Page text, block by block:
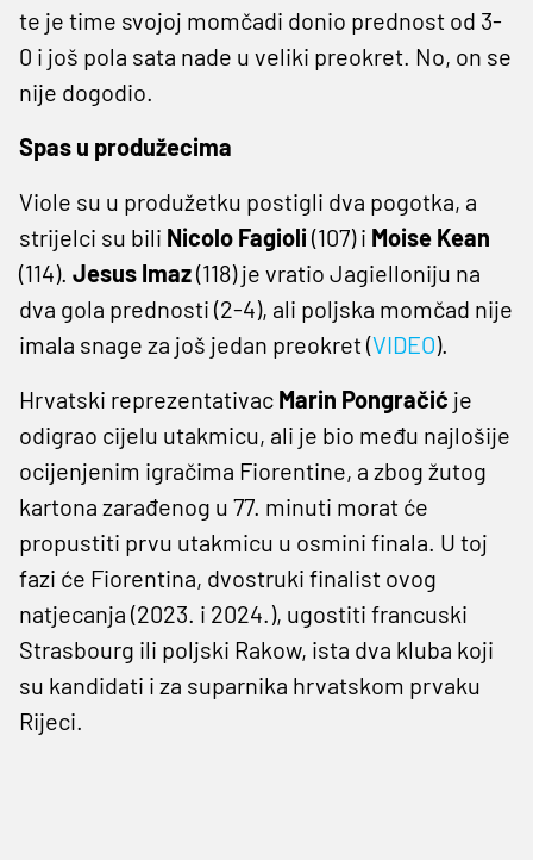
te je time svojoj momčadi donio prednost od 3-
0 i još pola sata nade u veliki preokret. No, on se
nije dogodio.
Spas u produžecima
Viole su u produžetku postigli dva pogotka, a
strijelci su bili Nicolo Fagioli (107) i Moise Kean
(114). Jesus Imaz(118) je vratio Jagielloniju na
dva gola prednosti (2-4), ali poljska momčad nije
imala snage za još jedan preokret (VIDEO).
Hrvatski reprezentativac Marin Pongračić je
odigrao cijelu utakmicu, ali je bio među najlošije
ocijenjenim igračima Fiorentine, a zbog žutog
kartona zarađenog u 77. minuti morat će
propustiti prvu utakmicu u osmini finala. U toj
fazi će Fiorentina, dvostruki finalist ovog
natjecanja (2023. i 2024.), ugostiti francuski
Strasbourg ili poljski Rakow, ista dva kluba koji
su kandidati i za suparnika hrvatskom prvaku
Rijeci.